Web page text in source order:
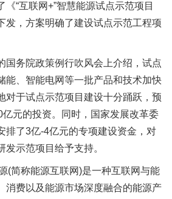
“互联网+”智慧能源试点示范项目
发，方案明确了建设试点示范工程项
国务院政策例行吹风会上介绍，试点
能、智能电网等一批产品和技术加快
对于试点示范项目建设十分踊跃，预
元的投资。同时，国家发展改革委
排了3亿-4亿元的专项建设资金，对
示范项目给予支持。
(简称能源互联网)是一种互联网与能
消费以及能源市场深度融合的能源产